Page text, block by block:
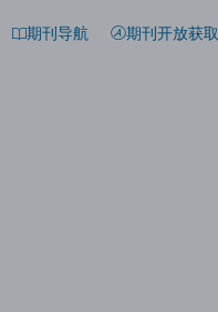
期刊导航 期刊开放获取